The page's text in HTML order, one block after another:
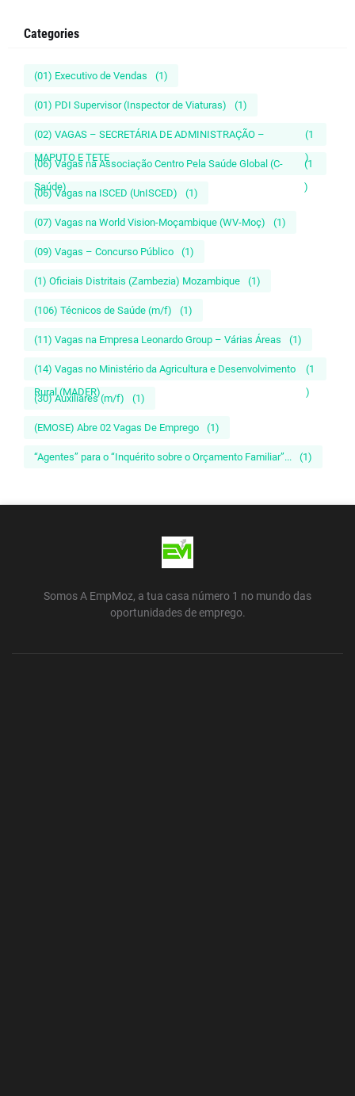
Categories
(01) Executivo de Vendas (1)
(01) PDI Supervisor (Inspector de Viaturas) (1)
(02) VAGAS – SECRETÁRIA DE ADMINISTRAÇÃO –
MAPUTO E TETE
(1
)
(06) Vagas na Associação Centro Pela Saúde Global (C-
Saúde)
(1
)
(06) Vagas na ISCED (UnISCED) (1)
(07) Vagas na World Vision-Moçambique (WV-Moç) (1)
(09) Vagas – Concurso Público (1)
(1) Oficiais Distritais (Zambezia) Mozambique (1)
(106) Técnicos de Saúde (m/f) (1)
(11) Vagas na Empresa Leonardo Group – Várias Áreas (1)
(14) Vagas no Ministério da Agricultura e Desenvolvimento
Rural (MADER)
(1
)
(30) Auxiliares (m/f) (1)
(EMOSE) Abre 02 Vagas De Emprego (1)
“Agentes” para o “Inquérito sobre o Orçamento Familiar”... (1)
Somos A EmpMoz, a tua casa número 1 no mundo das
oportunidades de emprego.